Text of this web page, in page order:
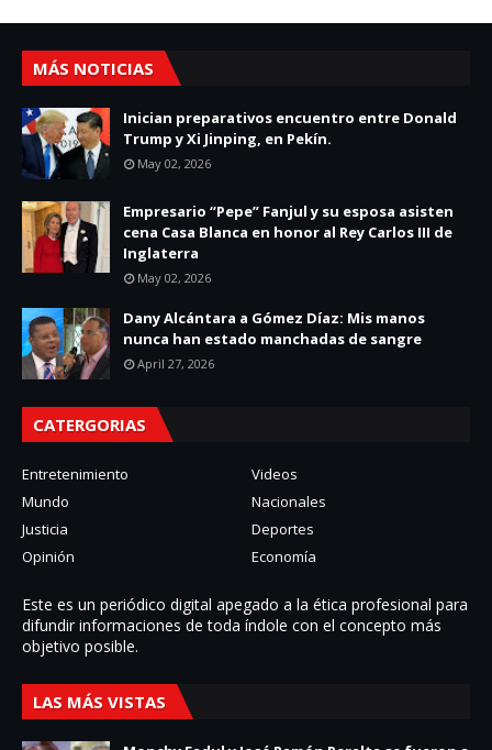
MÁS NOTICIAS
Inician preparativos encuentro entre Donald
Trump y Xi Jinping, en Pekín.
May 02, 2026
Empresario “Pepe” Fanjul y su esposa asisten
cena Casa Blanca en honor al Rey Carlos III de
Inglaterra
May 02, 2026
Dany Alcántara a Gómez Díaz: Mis manos
nunca han estado manchadas de sangre
April 27, 2026
CATERGORIAS
Entretenimiento
Videos
Mundo
Nacionales
Justicia
Deportes
Opinión
Economía
Este es un periódico digital apegado a la ética profesional para
difundir informaciones de toda í­ndole con el concepto más
objetivo posible.
LAS MÁS VISTAS